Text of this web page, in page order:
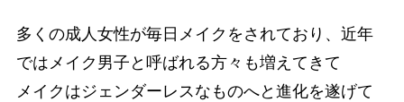
多くの成人女性が毎日メイクをされており、近年
ではメイク男子と呼ばれる方々も増えてきて
メイクはジェンダーレスなものへと進化を遂げて